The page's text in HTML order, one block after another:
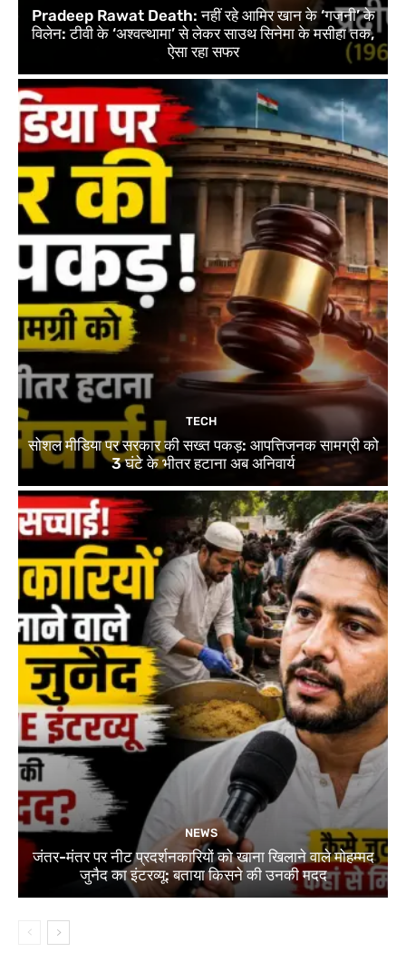
Pradeep Rawat Death: नहीं रहे आमिर खान के ‘गजनी’ के
विलेन: टीवी के ‘अश्वत्थामा’ से लेकर साउथ सिनेमा के मसीहा तक,
ऐसा रहा सफर
TECH
सोशल मीडिया पर सरकार की सख्त पकड़: आपत्तिजनक सामग्री को
3 घंटे के भीतर हटाना अब अनिवार्य
NEWS
जंतर-मंतर पर नीट प्रदर्शनकारियों को खाना खिलाने वाले मोहम्मद
जुनैद का इंटरव्यू: बताया किसने की उनकी मदद